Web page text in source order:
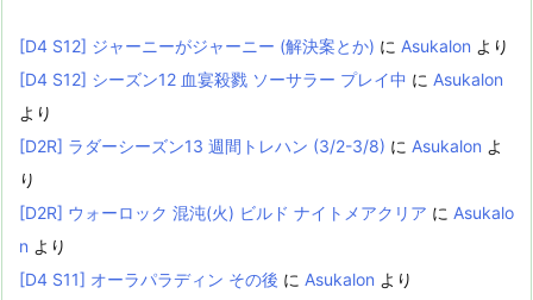
[D4 S12] ジャーニーがジャーニー (解決案とか) に Asukalon より
[D4 S12] シーズン12 血宴殺戮 ソーサラー プレイ中 に Asukalon
より
[D2R] ラダーシーズン13 週間トレハン (3/2-3/8) に Asukalon よ
り
[D2R] ウォーロック 混沌(火) ビルド ナイトメアクリア に Asukalo
n より
[D4 S11] オーラパラディン その後 に Asukalon より